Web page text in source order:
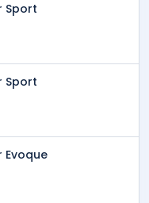
Sport
Sport
Evoque